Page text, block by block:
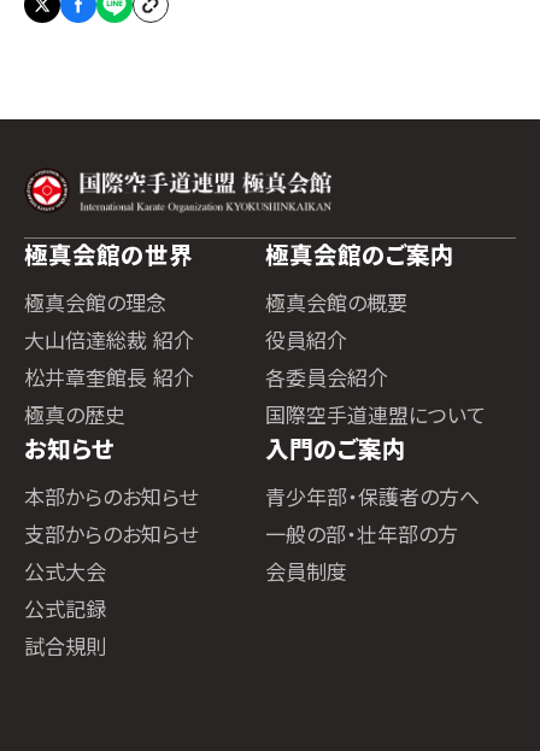
極真会館の世界
極真会館の理念
大山倍達総裁 紹介
松井章奎館長 紹介
極真の歴史
極真会館のご案内
極真会館の概要
役員紹介
各委員会紹介
国際空手道連盟について
お知らせ
本部からのお知らせ
支部からのお知らせ
公式大会
公式記録
試合規則
入門のご案内
青少年部・保護者の方へ
一般の部・壮年部の方
会員制度